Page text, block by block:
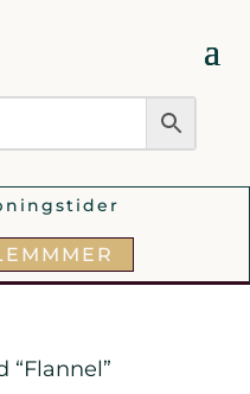
“Flannel”